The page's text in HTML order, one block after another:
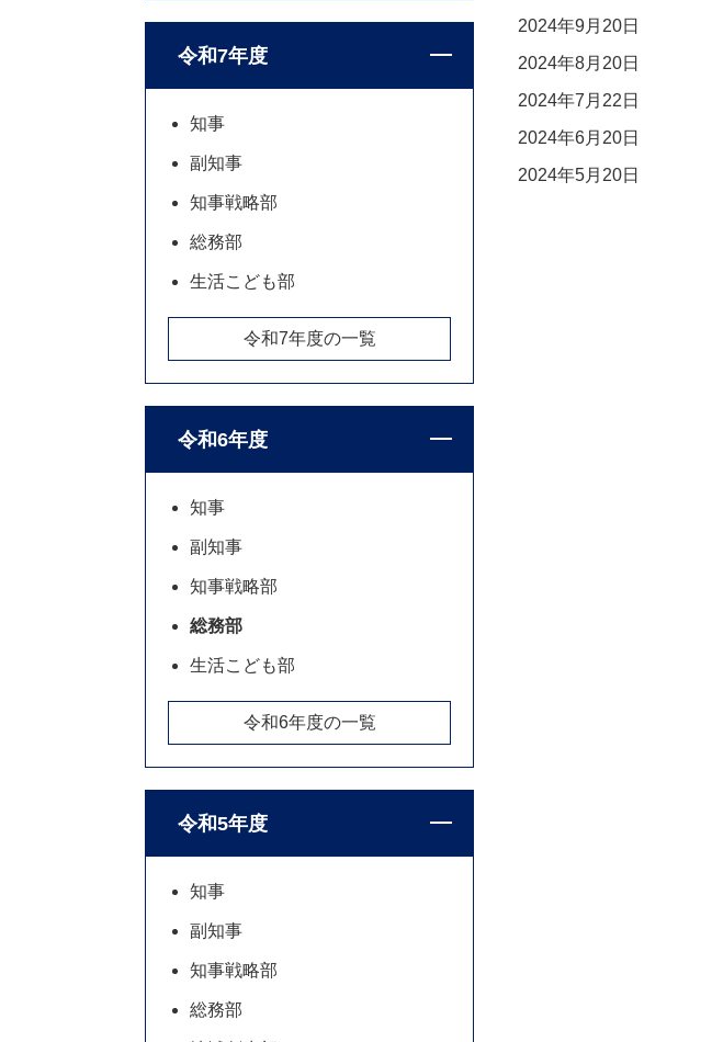
2024年9月20日
2024年8月20日
2024年7月22日
2024年6月20日
2024年5月20日
令和7年度
知事
副知事
知事戦略部
総務部
生活こども部
令和7年度の一覧
令和6年度
知事
副知事
知事戦略部
総務部
生活こども部
令和6年度の一覧
令和5年度
知事
副知事
知事戦略部
総務部